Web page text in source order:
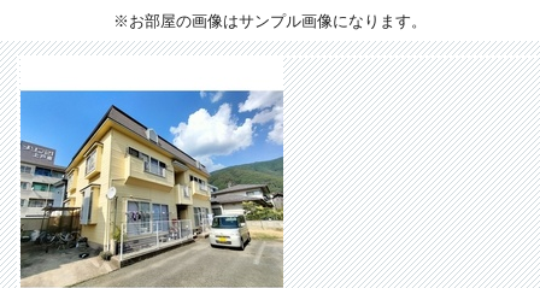
※お部屋の画像はサンプル画像になります。